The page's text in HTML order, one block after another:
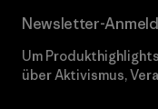
Newsletter-
Um
über Aktivismus,